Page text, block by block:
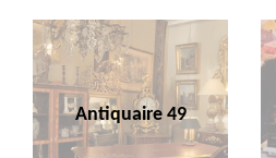
Antiquaire 49